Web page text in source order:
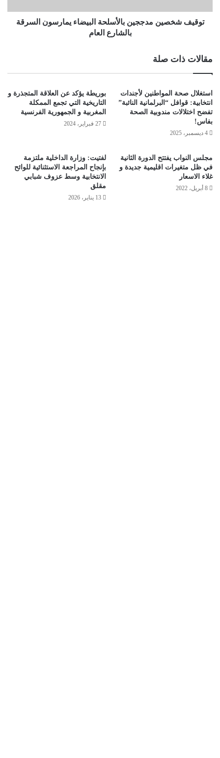
توقيف شخصين مدججين بالأسلحة البيضاء يمارسون السرقة
بالشارع العام
مقالات ذات صلة
استغلال صحة المواطنين لأجندات
انتخابية: قوافل “البرلمانية النائبة”
تفضح اختلالات مندوبية الصحة
بفاس!
4 ديسمبر، 2025
بوريطة يؤكد عن العلاقة المتجذرة و
التاريخية التي تجمع الممكلة
المغربية و الجمهورية الفرنسية
27 فبراير، 2024
مجلس النواب يفتتح الدورة الثانية
في ظل متغيرات اقليمية جديدة و
غلاء الاسعار
8 أبريل، 2022
لفتيت: وزارة الداخلية ملتزمة
بإنجاح المراجعة الاستثنائية للوائح
الانتخابية وسط عزوف شبابي
مقلق
13 يناير، 2026